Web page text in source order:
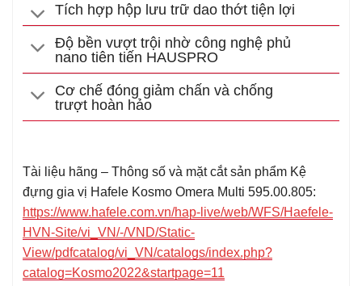
Tích hợp hộp lưu trữ dao thớt tiện lợi
Độ bền vượt trội nhờ công nghệ phủ
nano tiên tiến HAUSPRO
Cơ chế đóng giảm chấn và chống
trượt hoàn hảo
Tài liệu hãng – Thông số và mặt cắt sản phẩm Kệ
đựng gia vị Hafele Kosmo Omera Multi 595.00.805:
https://www.hafele.com.vn/hap-live/web/WFS/Haefele-
HVN-Site/vi_VN/-/VND/Static-
View/pdfcatalog/vi_VN/catalogs/index.php?
catalog=Kosmo2022&startpage=11